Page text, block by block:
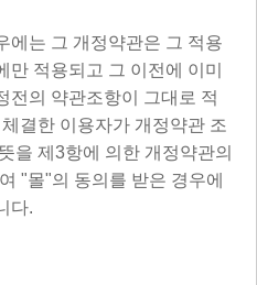
는 그 개정약관은 그 적용
적용되고 그 이전에 이미
전의 약관조항이 그대로 적
결한 이용자가 개정약관 조
을 제3항에 의한 개정약관의
"몰"의 동의를 받은 경우에
다.